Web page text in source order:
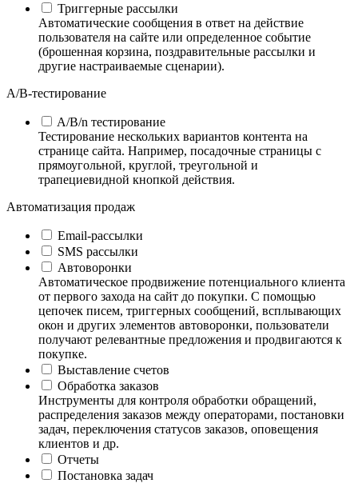
Триггерные рассылки
Автоматические сообщения в ответ на действие
пользователя на сайте или определенное событие
(брошенная корзина, поздравительные рассылки и
другие настраиваемые сценарии).
А/B-тестирование
A/B/n тестирование
Тестирование нескольких вариантов контента на
странице сайта. Например, посадочные страницы с
прямоугольной, круглой, треугольной и
трапециевидной кнопкой действия.
Автоматизация продаж
Email-рассылки
SMS рассылки
Автоворонки
Автоматическое продвижение потенциального клиента
от первого захода на сайт до покупки. С помощью
цепочек писем, триггерных сообщений, всплывающих
окон и других элементов автоворонки, пользователи
получают релевантные предложения и продвигаются к
покупке.
Выставление счетов
Обработка заказов
Инструменты для контроля обработки обращений,
распределения заказов между операторами, постановки
задач, переключения статусов заказов, оповещения
клиентов и др.
Отчеты
Постановка задач